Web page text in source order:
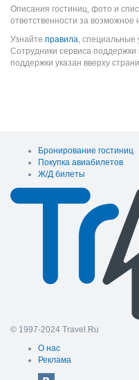
Описания гостиниц, фото и
ответственности за
Узнайте правила, специальные
Сотрудники сервиса
поддержки указан вверху
Бронирование гостиниц
Покупка авиабилетов
Ж/Д билеты
© 1997-2024 Travel.Ru
О нас
Реклама